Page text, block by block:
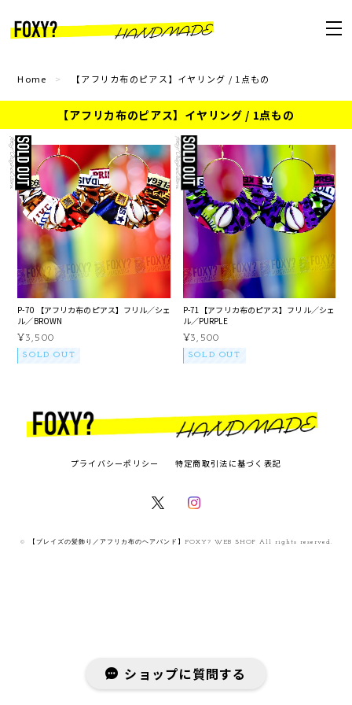
Home 【アフリカ布のピアス】イヤリング / 1点もの
【アフリカ布のピアス】イヤリング / 1点もの
P-70 【アフリカ布のピアス】フリル／シェ
ル／BROWN
¥3,500
SOLD OUT
P-71【アフリカ布のピアス】フリル／シェ
ル／PURPLE
¥3,500
SOLD OUT
プライバシーポリシー 特定商取引法に基づく表記
© 【ブレイズの髪飾り／アフリカ布のヘアバンド】FOXY? WEB SHOP All rights reserved.
ショップに質問する